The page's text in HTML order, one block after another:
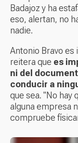
Badajoz y ha
eso, alertan, no
nadie.
Antonio Bravo es
reitera que es
ni del
conducir a
que sea. "No hay
alguna empresa
compruebe